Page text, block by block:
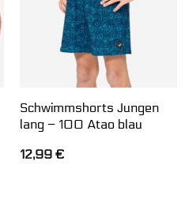
Schwimmshorts Jungen
lang – 100 Atao blau
12,99 €